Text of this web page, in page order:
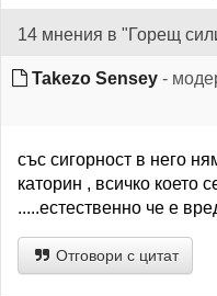
14 мнения в "Горещ
Takezo Sensey -
със сигорност в него
каторин , всичко което
.....естественно че е
Отговори с цитат